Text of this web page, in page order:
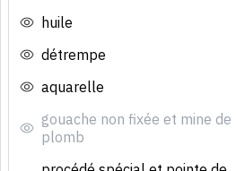
huile
détrempe
aquarelle
gouache non fixée et mine de
plomb